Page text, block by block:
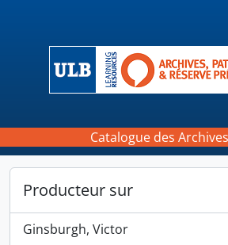
Catalogue des
Producteur sur
Ginsburgh, Victor